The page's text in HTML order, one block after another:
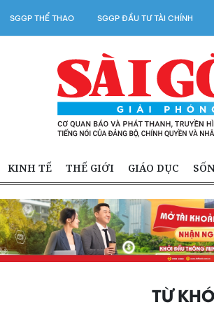
SGGP THỂ THAO SGGP ĐẦU TƯ TÀI CHÍNH
KINH TẾ THẾ GIỚI GIÁO DỤC
TỪ